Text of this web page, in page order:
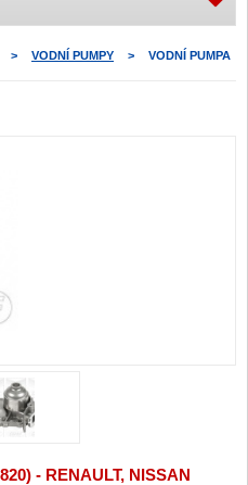
> VODNÍ PUMPY >
VODNÍ PUMPA
- RENAULT, NISSAN